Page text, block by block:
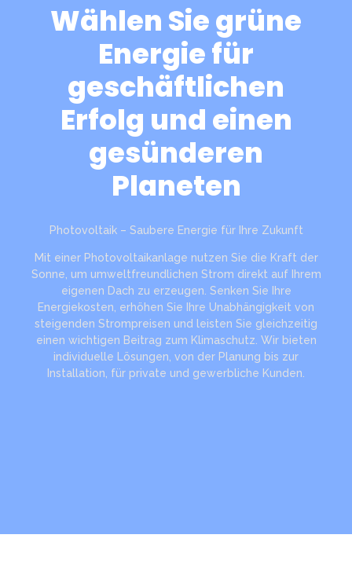
Wählen Sie grüne
Energie für
geschäftlichen
Erfolg und einen
gesünderen
Planeten
Photovoltaik – Saubere Energie für Ihre Zukunft
Mit einer Photovoltaikanlage nutzen Sie die Kraft der
Sonne, um umweltfreundlichen Strom direkt auf Ihrem
eigenen Dach zu erzeugen. Senken Sie Ihre
Energiekosten, erhöhen Sie Ihre Unabhängigkeit von
steigenden Strompreisen und leisten Sie gleichzeitig
einen wichtigen Beitrag zum Klimaschutz. Wir bieten
individuelle Lösungen, von der Planung bis zur
Installation, für private und gewerbliche Kunden.